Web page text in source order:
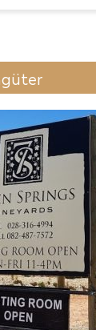
zum Preis
Warenkorb